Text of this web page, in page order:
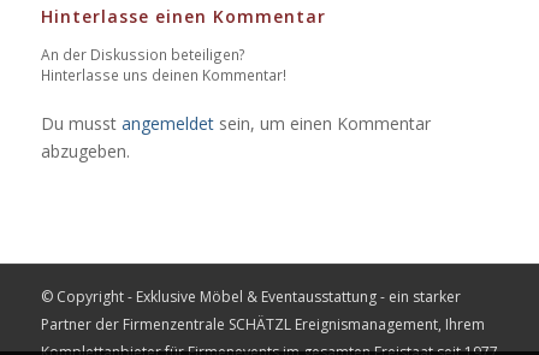
Hinterlasse einen Kommentar
An der Diskussion beteiligen?
Hinterlasse uns deinen Kommentar!
Du musst angemeldetsein, um einen Kommentar
abzugeben.
© Copyright - Exklusive Möbel & Eventausstattung - ein starker
Partner der Firmenzentrale SCHÄTZL Ereignismanagement, Ihrem